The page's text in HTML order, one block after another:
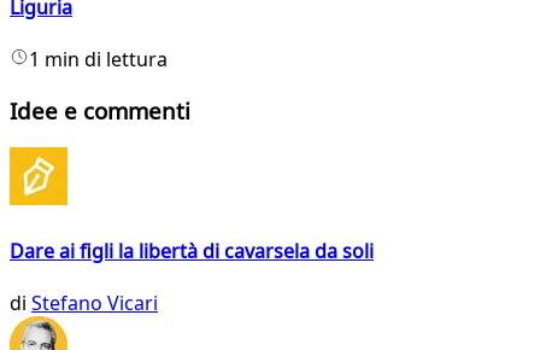
Liguria
1 min di lettura
Idee e commenti
Dare ai figli la libertà di cavarsela da soli
di Stefano Vicari